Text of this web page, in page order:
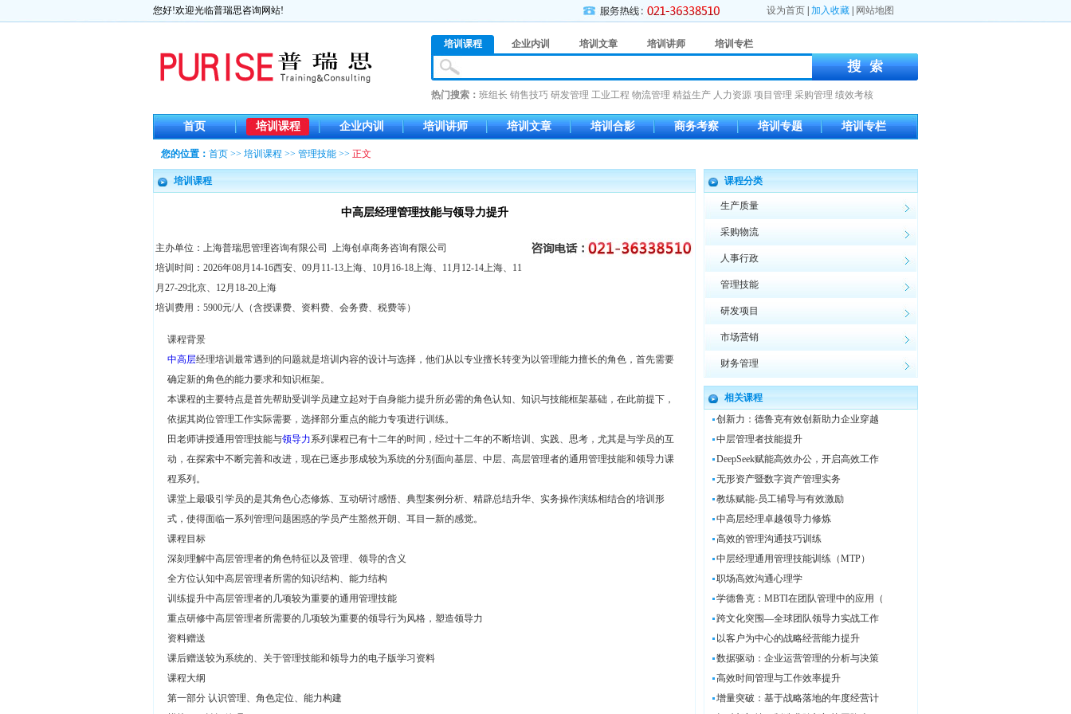
您好!欢迎光临普瑞思咨询网站! 设为首页 加入收藏 网站地图
培训课程 企业内训 培训文章 培训讲师 培训专栏
热门搜索： 班组长 销售技巧 研发管理 工业工程 物流管理 精益生产 人力资源 项目管理 采购管理 绩效考核
首页 培训课程 企业内训 培训讲师 培训文章 培训合影 商务考察 培训专题 培训专栏
您的位置： 首页 >> 培训课程 >> 管理技能 >> 正文
培训课程
中高层经理管理技能与领导力提升
主办单位：上海普瑞思管理咨询有限公司 上海创卓商务咨询有限公司
培训时间：2026年08月14-16西安、09月11-13上海、10月16-18上海、11月12-14上海、11
月27-29北京、12月18-20上海
培训费用：5900元/人（含授课费、资料费、会务费、税费等）
课程背景
中高层经理培训最常遇到的问题就是培训内容的设计与选择，他们从以专业擅长转变为以管理能力擅长的角色，首先需要
确定新的角色的能力要求和知识框架。
本课程的主要特点是首先帮助受训学员建立起对于自身能力提升所必需的角色认知、知识与技能框架基础，在此前提下，
依据其岗位管理工作实际需要，选择部分重点的能力专项进行训练。
田老师讲授通用管理技能与领导力系列课程已有十二年的时间，经过十二年的不断培训、实践、思考，尤其是与学员的互
动，在探索中不断完善和改进，现在已逐步形成较为系统的分别面向基层、中层、高层管理者的通用管理技能和领导力课
程系列。
课堂上最吸引学员的是其角色心态修炼、互动研讨感悟、典型案例分析、精辟总结升华、实务操作演练相结合的培训形
式，使得面临一系列管理问题困惑的学员产生豁然开朗、耳目一新的感觉。
课程目标
深刻理解中高层管理者的角色特征以及管理、领导的含义
全方位认知中高层管理者所需的知识结构、能力结构
训练提升中高层管理者的几项较为重要的通用管理技能
重点研修中高层管理者所需要的几项较为重要的领导行为风格，塑造领导力
资料赠送
课后赠送较为系统的、关于管理技能和领导力的电子版学习资料
课程大纲
第一部分 认识管理、角色定位、能力构建
课程分类
生产质量
采购物流
人事行政
管理技能
研发项目
市场营销
财务管理
相关课程
创新力：德鲁克有效创新助力企业穿越
中层管理者技能提升
DeepSeek赋能高效办公，开启高效工作
无形资产暨数字資产管理实务
教练赋能-员工辅导与有效激励
中高层经理卓越领导力修炼
高效的管理沟通技巧训练
中层经理通用管理技能训练（MTP）
职场高效沟通心理学
学德鲁克：MBTI在团队管理中的应用（
跨文化突围—全球团队领导力实战工作
以客户为中心的战略经营能力提升
数据驱动：企业运营管理的分析与决策
高效时间管理与工作效率提升
增量突破：基于战略落地的年度经营计